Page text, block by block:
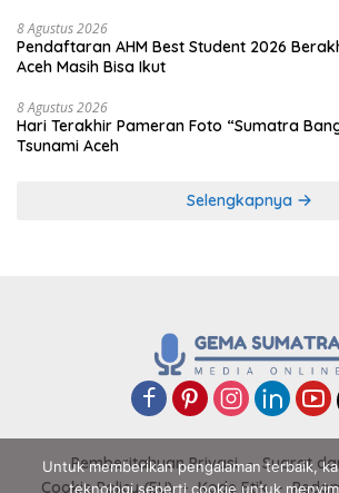
8 Agustus 2026
Pendaftaran AHM Best Student 2026
Aceh Masih Bisa Ikut
8 Agustus 2026
Hari Terakhir Pameran Foto “Sumatra
Tsunami Aceh
Selengkapnya
Pemberitahuan Privasi
Syarat
Cookie Policy (EU)
Kode Etik
Untuk memberikan pengalaman terbaik,
teknologi seperti cookie untuk